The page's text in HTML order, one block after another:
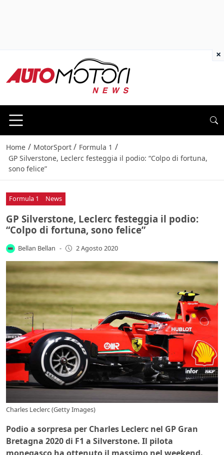
Home / MotorSport / Formula 1 /
GP Silverstone, Leclerc festeggia il podio: “Colpo di fortuna,
sono felice”
Formula 1 News
GP Silverstone, Leclerc festeggia il podio:
“Colpo di fortuna, sono felice”
Bellan Bellan - 2 Agosto 2020
Charles Leclerc (Getty Images)
Podio a sorpresa per Charles Leclerc nel GP Gran
Bretagna 2020 di F1 a Silverstone. Il pilota
×